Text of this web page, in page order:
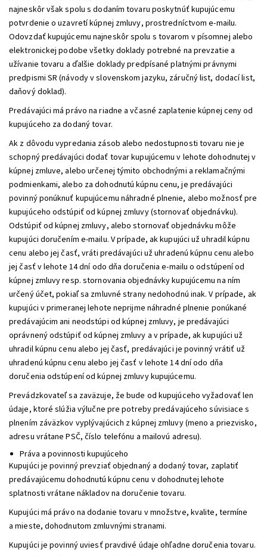
najneskôr však spolu s dodaním tovaru poskytnúť kupujúcemu
potvrdenie o uzavretí kúpnej zmluvy, prostredníctvom e-mailu.
Odovzdať kupujúcemu najneskôr spolu s tovarom v písomnej alebo
elektronickej podobe všetky doklady potrebné na prevzatie a
užívanie tovaru a ďalšie doklady predpísané platnými právnymi
predpismi SR (návody v slovenskom jazyku, záručný list, dodací list,
daňový doklad).
Predávajúci má právo na riadne a včasné zaplatenie kúpnej ceny od
kupujúceho za dodaný tovar.
Ak z dôvodu vypredania zásob alebo nedostupnosti tovaru nie je
schopný predávajúci dodať tovar kupujúcemu v lehote dohodnutej v
kúpnej zmluve, alebo určenej týmito obchodnými a reklamačnými
podmienkami, alebo za dohodnutú kúpnu cenu, je predávajúci
povinný ponúknuť kupujúcemu náhradné plnenie, alebo možnosť pre
kupujúceho odstúpiť od kúpnej zmluvy (stornovať objednávku).
Odstúpiť od kúpnej zmluvy, alebo stornovať objednávku môže
kupujúci doručením e-mailu. V prípade, ak kupujúci už uhradil kúpnu
cenu alebo jej časť, vráti predávajúci už uhradenú kúpnu cenu alebo
jej časť v lehote 14 dní odo dňa doručenia e-mailu o odstúpení od
kúpnej zmluvy resp. stornovania objednávky kupujúcemu na ním
určený účet, pokiaľ sa zmluvné strany nedohodnú inak. V prípade, ak
kupujúci v primeranej lehote neprijme náhradné plnenie ponúkané
predávajúcim ani neodstúpi od kúpnej zmluvy, je predávajúci
oprávnený odstúpiť od kúpnej zmluvy a v prípade, ak kupujúci už
uhradil kúpnu cenu alebo jej časť, predávajúci je povinný vrátiť už
uhradenú kúpnu cenu alebo jej časť v lehote 14 dní odo dňa
doručenia odstúpení od kúpnej zmluvy kupujúcemu.
Prevádzkovateľ sa zaväzuje, že bude od kupujúceho vyžadovať len
údaje, ktoré slúžia výlučne pre potreby predávajúceho súvisiace s
plnením záväzkov vyplývajúcich z kúpnej zmluvy (meno a priezvisko,
adresu vrátane PSČ, číslo telefónu a mailovú adresu).
Práva a povinnosti kupujúceho
Kupujúci je povinný prevziať objednaný a dodaný tovar, zaplatiť
predávajúcemu dohodnutú kúpnu cenu v dohodnutej lehote
splatnosti vrátane nákladov na doručenie tovaru.
Kupujúci má právo na dodanie tovaru v množstve, kvalite, termíne
a mieste, dohodnutom zmluvnými stranami.
Kupujúci je povinný uviesť pravdivé údaje ohľadne doručenia tovaru.